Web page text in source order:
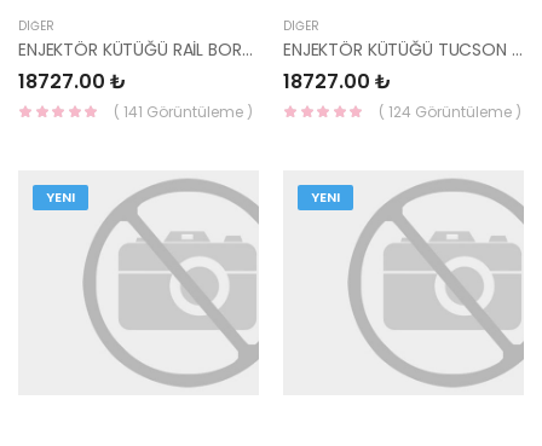
DIĞER
ENJEKTÖR KÜTÜĞÜ RAİL BORUSU SANTAFE / SPORTAGE ((KUTUSUZ)) 31400-27001-HMC
18727.00 ₺
( 141 Görüntüleme )
DIĞER
ENJEKTÖR KÜTÜĞÜ TUCSON / SPORTAGE 19- DİZEL ((KUTUSUZ)) 31400-2U200-MOBIS
18727.00 ₺
( 124 Görüntüleme )
YENI YENI